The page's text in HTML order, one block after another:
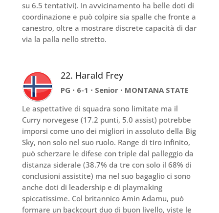
su 6.5 tentativi). In avvicinamento ha belle doti di
coordinazione e può colpire sia spalle che fronte a
canestro, oltre a mostrare discrete capacità di dar
via la palla nello stretto.
22. Harald Frey
PG ⋅ 6-1 ⋅ Senior ⋅ MONTANA STATE
Le aspettative di squadra sono limitate ma il
Curry norvegese (17.2 punti, 5.0 assist) potrebbe
imporsi come uno dei migliori in assoluto della Big
Sky, non solo nel suo ruolo. Range di tiro infinito,
può scherzare le difese con triple dal palleggio da
distanza siderale (38.7% da tre con solo il 68% di
conclusioni assistite) ma nel suo bagaglio ci sono
anche doti di leadership e di playmaking
spiccatissime. Col britannico Amin Adamu, può
formare un backcourt duo di buon livello, viste le